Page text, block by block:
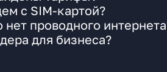
с SIM-картой?
проводного
для бизнеса?